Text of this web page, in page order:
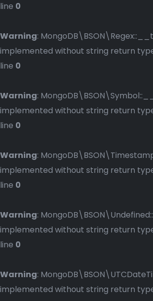
line 0
Warning:
implemented without string return
line 0
Warning:
implemented without string return
line 0
Warning:
implemented without string return
line 0
Warning:
implemented without string return
line 0
Warning:
implemented without string return